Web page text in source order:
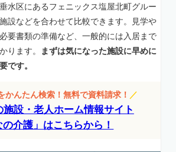
水区にあるフェニックス塩屋北町グルー
設などを合わせて比較できます。見学や
要書類の準備など、一般的には入居まで
ります。
まずは気になった施設に早めに
です。
かんたん検索！無料で資料請求！ ／
施設・老人ホーム情報サイト
の介護」はこちらから！